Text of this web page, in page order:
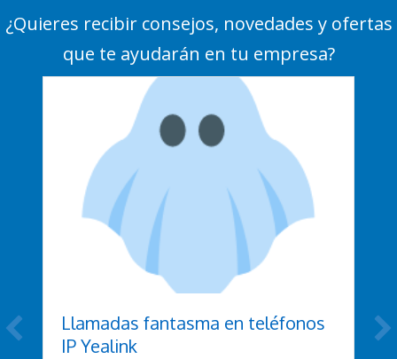
¿Quieres recibir consejos, novedades y ofertas
que te ayudarán en tu empresa?
Llamadas fantasma en teléfonos
IP Yealink